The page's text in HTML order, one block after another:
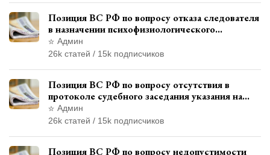
Позиция ВС РФ по вопросу отказа следователя
в назначении психофизиологического
исследования показаний обвиняемой с
использованием полиграфа
Админ
26k статей / 15k подписчиков
Позиция ВС РФ по вопросу отсутствия в
протоколе судебного заседания указания на
возможность выступления в прениях сторон
при наличии аудиозаписи
Админ
26k статей / 15k подписчиков
Позиция ВС РФ по вопросу недопустимости